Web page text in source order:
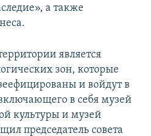
а также
является
зон, которые
и войдут в
в себя музей
культуры и музей
председатель совета